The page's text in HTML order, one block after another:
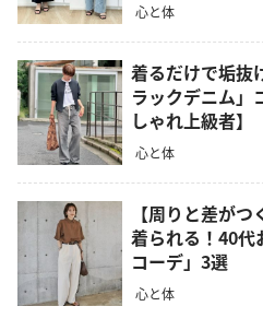
心と体
着るだけで垢抜
ラックデニム」
しゃれ上級者】
心と体
【周りと差が
着られる！40代
コーデ」3選
心と体